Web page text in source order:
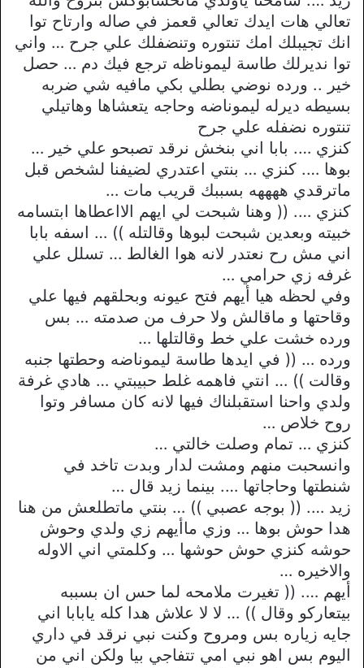
تعالي هات ايدك تعالي قعمز في صاله وارتاح توا
انك تجيبلك امك تنتوره وتنضفلك علي جرح … واني
توا نديرلك طاسة ليموناظه ترجع فيك دم … حصل
خير .. ورده نوضي بطلي بكي مافيه شي ضربه
بسيطه ديرله ليموناضه وحاجه يتعشاها وهاتيلي
تنتوره نضفله علي جرح
كنزي …. بابا اني بنخش نرقد تصبحو علي خير …
بوها …. كنزي … بنتي اعتدري لضيفنا لشخص قبل
ماترقدي ههههه بسببك قريب مات …
كنزي …. (( وهنا شبحت لي ايهم الااعطاها ابتسامه
خبيته وبعدين شبحت لبوها وقالتله )) … اسفه بابا
اني مش رح نعتدر لانه هوا الغالط … تسلل علي
غرفه زي حرامي …
وفي لحظه هيا أيهم فتح عيونه وبحلقهم فيها علي
وقاحتها و ماقالش ولا حرف من صدمته … بس
ورده خشت علي خط وقالتلها …
ورده … (( في ايدها طاسة ليموناضه وحطتها جنبه
وقالت )) … انتي فاهمه غلط حبيبتي … هادي غرفة
ولدي واحنا استقبلناك فيها لانه كان مسافر وتوا
روح خلاص …
كنزي … تمام وصلت خالتي …
وانسحبت منهم ومشت لدار وبدت تاخد في
شنطتها وحاجاتها …. بينما زيد قال …
زيد …. (( بوجه عصبي )) … بنتي ماتطلعش من هنا
هدا حوش بوها … وزي ماأيهم زي ولدي وحوش
حوشه كنزي حوش حوشها … وكلمتي اني الاوله
والاخيره …
أيهم …. (( تغيرت ملامحه لما حس ان بسببه
بيتعاركو وقال )) … لا لا علاش هدا كله يابابا اني
جايه زياره بس ومروح وكنت نبي نرقد في داري
اليوم بس اهو نبي امي تتفاجي بيا ولكن اني من